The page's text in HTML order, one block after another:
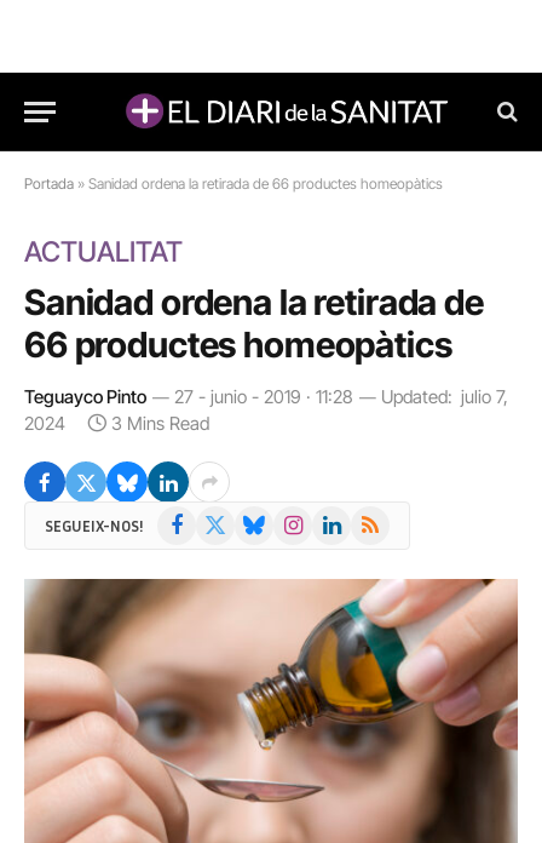
Portada » Sanidad ordena la retirada de 66 productes homeopàtics
ACTUALITAT
Sanidad ordena la retirada de
66 productes homeopàtics
Teguayco Pinto 27 - junio - 2019 · 11:28 Updated: julio 7,
2024
3 Mins Read
SEGUEIX-NOS! Facebook BlueskyInstagramLinkedIn
RSS